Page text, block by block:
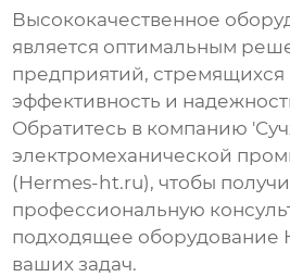
Высококачественное
является оптимальным
предприятий, стремящихся
эффективность и
Обратитесь в компанию
электромеханической
(Hermes-ht.ru), чтобы
профессиональную
подходящее оборудование
ваших задач.